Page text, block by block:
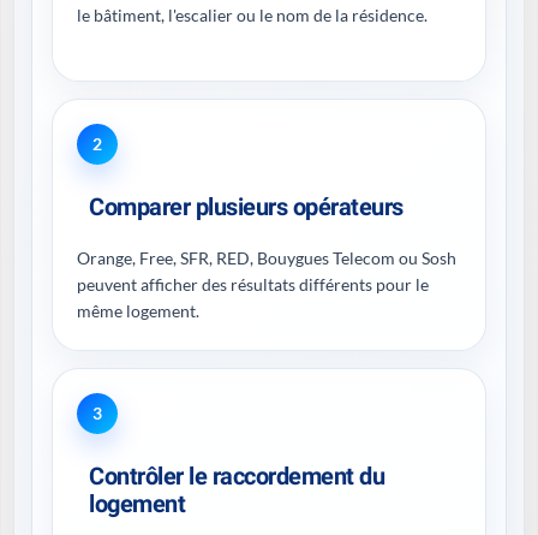
le bâtiment, l'escalier ou le nom de la résidence.
2
Comparer plusieurs opérateurs
Orange, Free, SFR, RED, Bouygues Telecom ou Sosh
peuvent afficher des résultats différents pour le
même logement.
3
Contrôler le raccordement du
logement